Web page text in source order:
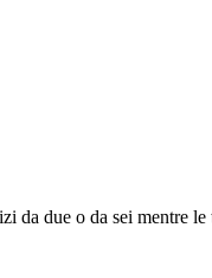
da due o da sei mentre